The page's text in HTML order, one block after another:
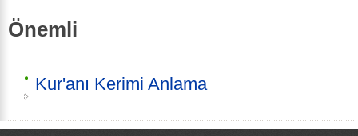
Önemli
Kur'anı Kerimi Anlama